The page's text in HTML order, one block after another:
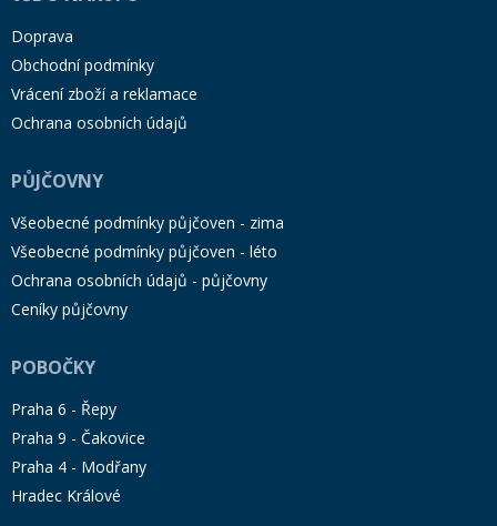
Doprava
Obchodní podmínky
Vrácení zboží a reklamace
Ochrana osobních údajů
PŮJČOVNY
Všeobecné podmínky půjčoven - zima
Všeobecné podmínky půjčoven - léto
Ochrana osobních údajů - půjčovny
Ceníky půjčovny
POBOČKY
Praha 6 - Řepy
Praha 9 - Čakovice
Praha 4 - Modřany
Hradec Králové